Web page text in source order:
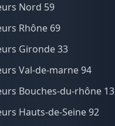
Nord 59
Rhône 69
Gironde 33
Val-de-marne 94
Bouches-du-rhône 13
Hauts-de-Seine 92